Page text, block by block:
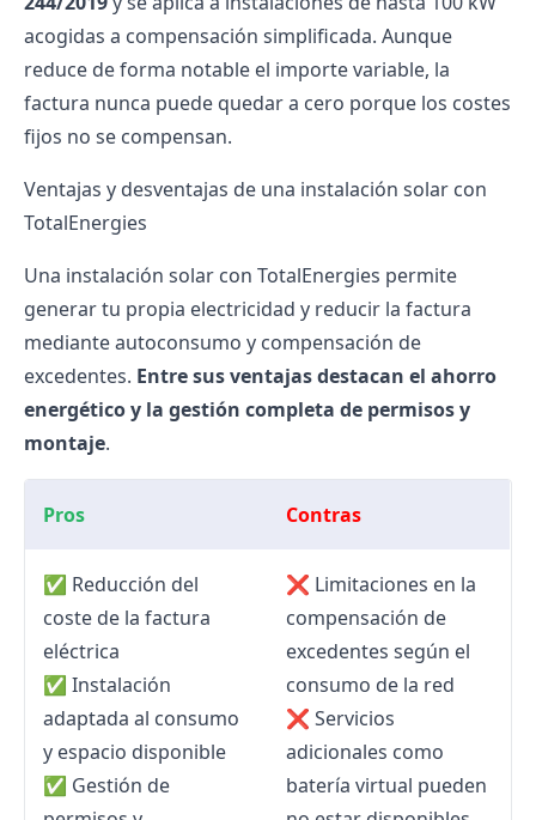
acogidas a compensación simplificada. Aunque
reduce de forma notable el importe variable, la
factura nunca puede quedar a cero porque los costes
fijos no se compensan.
Ventajas y desventajas de una instalación solar con
TotalEnergies
Una instalación solar con TotalEnergies permite
generar tu propia electricidad y reducir la factura
mediante autoconsumo y compensación de
excedentes. Entre sus ventajas destacan el ahorro
energético y la gestión completa de permisos y
montaje.
Pros Contras
✅ Reducción del
coste de la factura
eléctrica
✅ Instalación
adaptada al consumo
y espacio disponible
✅ Gestión de
❌ Limitaciones en la
compensación de
excedentes según el
consumo de la red
❌ Servicios
adicionales como
batería virtual pueden